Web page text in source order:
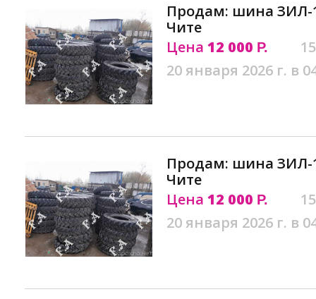
Продам: шина ЗИЛ-
Чите
Цена 12 000 Р.
20 января 2026 г. в
Продам: шина ЗИЛ-
Чите
Цена 12 000 Р.
20 января 2026 г. в